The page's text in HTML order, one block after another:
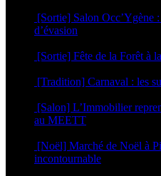
[Sortie] Salon Occ’Ygène
d’évasion
[Sortie] Fête de la Forêt à
[Tradition] Carnaval : les
[Salon] L’Immobilier
au MEETT
[Noël] Marché de Noël à
incontournable